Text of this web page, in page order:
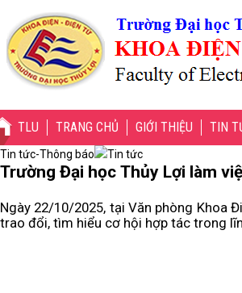
TLU TRANG CHỦ GIỚI THIỆU TIN
Tin tức-Thông báo Tin tức
Trường Đại học Thủy Lợi làm
Ngày 22/10/2025, tại Văn phòng Khoa
trao đổi, tìm hiểu cơ hội hợp tác trong